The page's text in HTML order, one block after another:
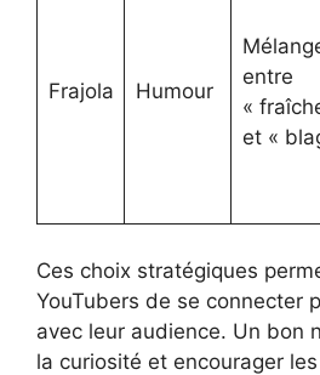
Frajola Humour
entre
«
et «
Ces choix stratégiques
YouTubers de se connecter
avec leur audience. Un bon
la curiosité et encourager